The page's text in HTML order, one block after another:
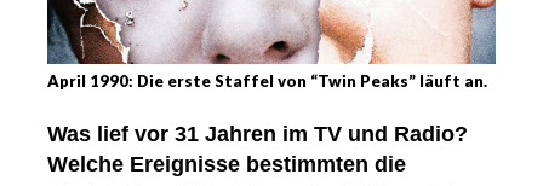
April 1990: Die erste Staffel von “Twin Peaks” läuft an.
Was lief vor 31 Jahren im TV und Radio?
Welche Ereignisse bestimmten die